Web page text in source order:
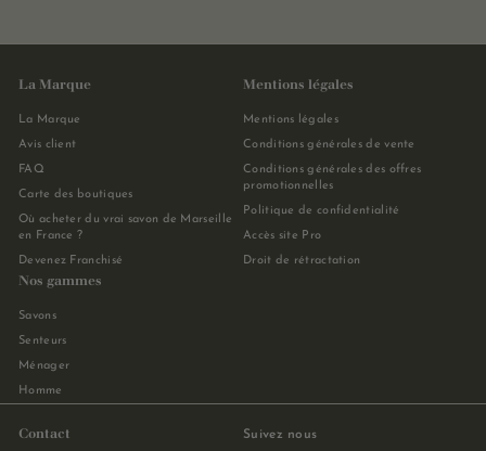
La Marque
La Marque
Avis client
FAQ
Carte des boutiques
Où acheter du vrai savon de Marseille
en France ?
Devenez Franchisé
Mentions légales
Mentions légales
Conditions générales de vente
Conditions générales des offres
promotionnelles
Politique de confidentialité
Accès site Pro
Droit de rétractation
Nos gammes
Savons
Senteurs
Ménager
Homme
Contact Suivez nous